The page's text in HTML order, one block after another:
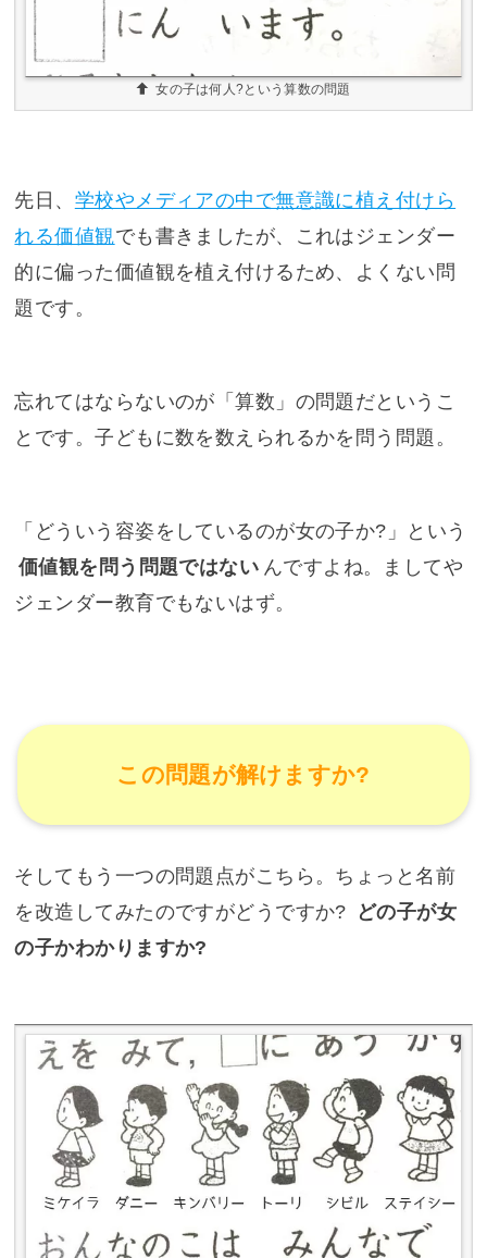
女の子は何人?という算数の問題
先日、 学校やメディアの中で無意識に植え付けら
れる価値観でも書きましたが、これはジェンダー
的に偏った価値観を植え付けるため、よくない問
題です。
忘れてはならないのが「算数」の問題だというこ
とです。子どもに数を数えられるかを問う問題。
「どういう容姿をしているのが女の子か?」という
価値観を問う問題ではない んですよね。ましてや
ジェンダー教育でもないはず。
この問題が解けますか?
そしてもう一つの問題点がこちら。ちょっと名前
を改造してみたのですがどうですか?
どの子が女
の子かわかりますか?